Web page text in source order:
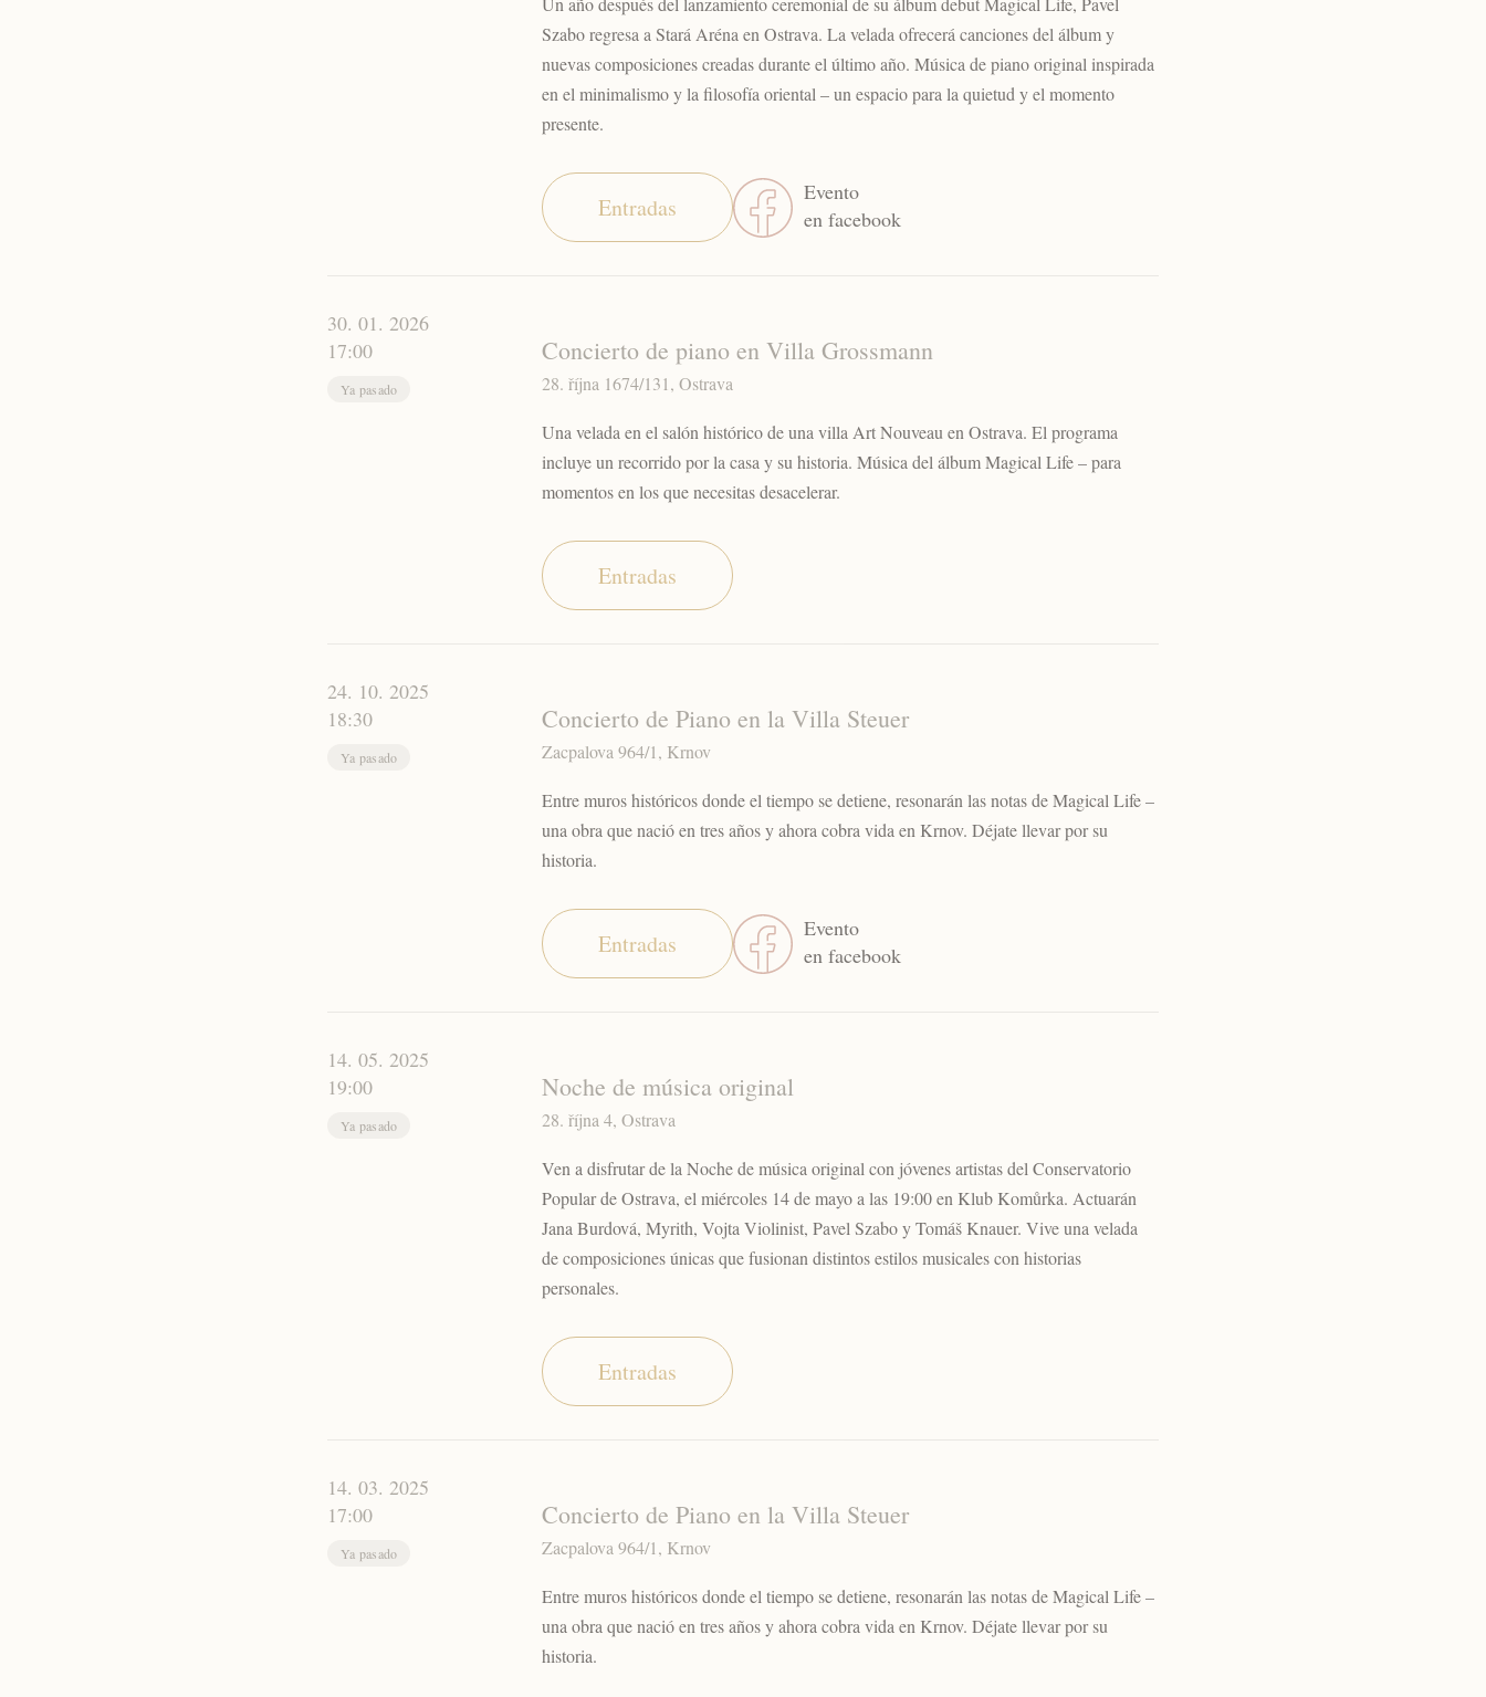
Szabo regresa a Stará Aréna en Ostrava. La velada ofrecerá canciones del álbum y
nuevas composiciones creadas durante el último año. Música de piano original inspirada
en el minimalismo y la filosofía oriental – un espacio para la quietud y el momento
presente.
Entradas
Evento
en facebook
30. 01. 2026
17:00
Ya pasado
Concierto de piano en Villa Grossmann
28. října 1674/131, Ostrava
Una velada en el salón histórico de una villa Art Nouveau en Ostrava. El programa
incluye un recorrido por la casa y su historia. Música del álbum Magical Life – para
momentos en los que necesitas desacelerar.
Entradas
24. 10. 2025
18:30
Ya pasado
Concierto de Piano en la Villa Steuer
Zacpalova 964/1, Krnov
Entre muros históricos donde el tiempo se detiene, resonarán las notas de Magical Life –
una obra que nació en tres años y ahora cobra vida en Krnov. Déjate llevar por su
historia.
Entradas
Evento
en facebook
14. 05. 2025
19:00
Ya pasado
Noche de música original
28. října 4, Ostrava
Ven a disfrutar de la Noche de música original con jóvenes artistas del Conservatorio
Popular de Ostrava, el miércoles 14 de mayo a las 19:00 en Klub Komůrka. Actuarán
Jana Burdová, Myrith, Vojta Violinist, Pavel Szabo y Tomáš Knauer. Vive una velada
de composiciones únicas que fusionan distintos estilos musicales con historias
personales.
Entradas
14. 03. 2025
17:00
Ya pasado
Concierto de Piano en la Villa Steuer
Zacpalova 964/1, Krnov
Entre muros históricos donde el tiempo se detiene, resonarán las notas de Magical Life –
una obra que nació en tres años y ahora cobra vida en Krnov. Déjate llevar por su
historia.